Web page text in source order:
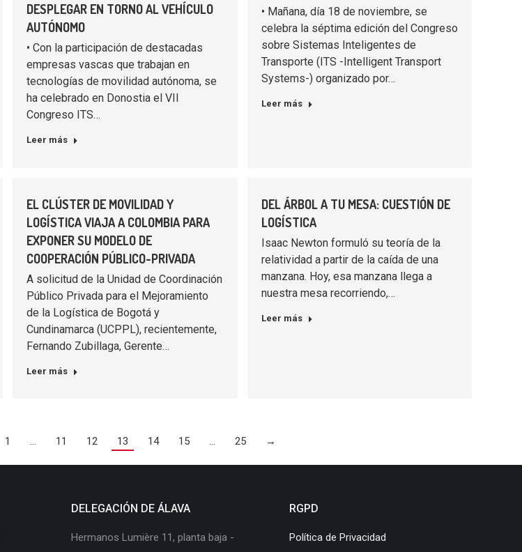
DESPLEGAR EN TORNO AL VEHÍCULO
AUTÓNOMO
• Con la participación de destacadas
empresas vascas que trabajan en
tecnologías de movilidad autónoma, se
ha celebrado en Donostia el VII
Congreso ITS…
Leer más
• Mañana, día 18 de noviembre, se
celebra la séptima edición del Congreso
sobre Sistemas Inteligentes de
Transporte (ITS -Intelligent Transport
Systems-) organizado por…
Leer más
EL CLÚSTER DE MOVILIDAD Y
LOGÍSTICA VIAJA A COLOMBIA PARA
EXPONER SU MODELO DE
COOPERACIÓN PÚBLICO-PRIVADA
A solicitud de la Unidad de Coordinación
Público Privada para el Mejoramiento
de la Logística de Bogotá y
Cundinamarca (UCPPL), recientemente,
Fernando Zubillaga, Gerente…
Leer más
DEL ÁRBOL A TU MESA: CUESTIÓN DE
LOGÍSTICA
Isaac Newton formuló su teoría de la
relatividad a partir de la caída de una
manzana. Hoy, esa manzana llega a
nuestra mesa recorriendo,…
Leer más
1 … 11 12 13 14 15 … 25 →
DELEGACIÓN DE ÁLAVA
Hermanos Lumière 11, planta baja -
RGPD
Política de Privacidad